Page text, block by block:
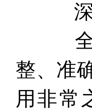
深
全
整、准
用非常